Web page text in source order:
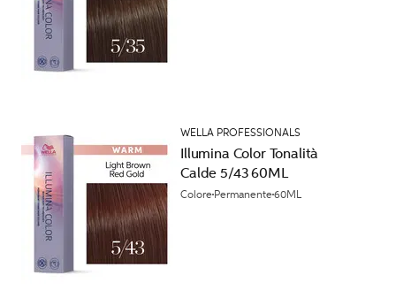
WELLA PROFESSIONALS
Illumina Color Tonalità
Calde 5/43 60ML
Colore Permanente60ML